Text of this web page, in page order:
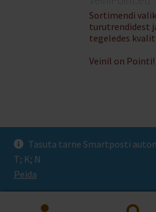
Tasuta tarne Smartposti
T; K; N
Peida
Sortimendi
turutrendidest
tegeledes
Veinil on Pointi!
© Veinipoint 2026
Privaatsuspoliitika